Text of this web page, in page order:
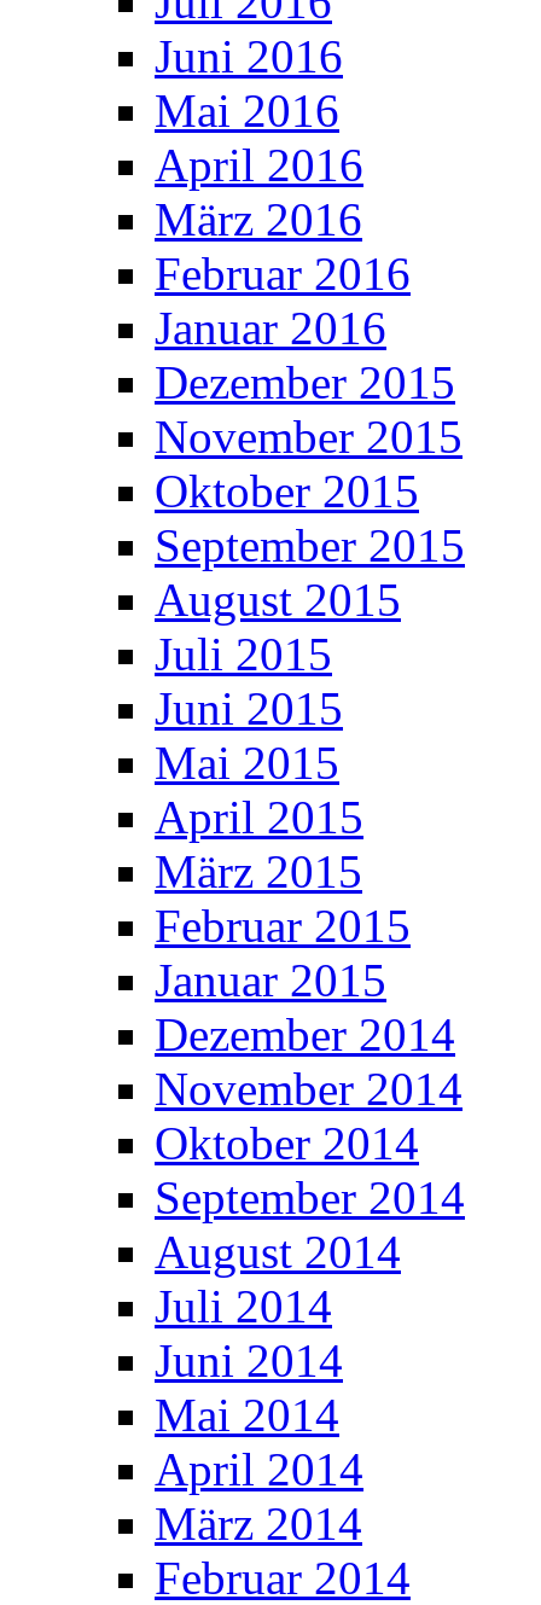
Juni 2016
Mai 2016
April 2016
März 2016
Februar 2016
Januar 2016
Dezember 2015
November 2015
Oktober 2015
September 2015
August 2015
Juli 2015
Juni 2015
Mai 2015
April 2015
März 2015
Februar 2015
Januar 2015
Dezember 2014
November 2014
Oktober 2014
September 2014
August 2014
Juli 2014
Juni 2014
Mai 2014
April 2014
März 2014
Februar 2014